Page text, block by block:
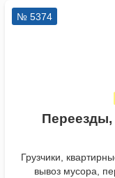
№ 5374
Грузчики,
вывоз мусора,